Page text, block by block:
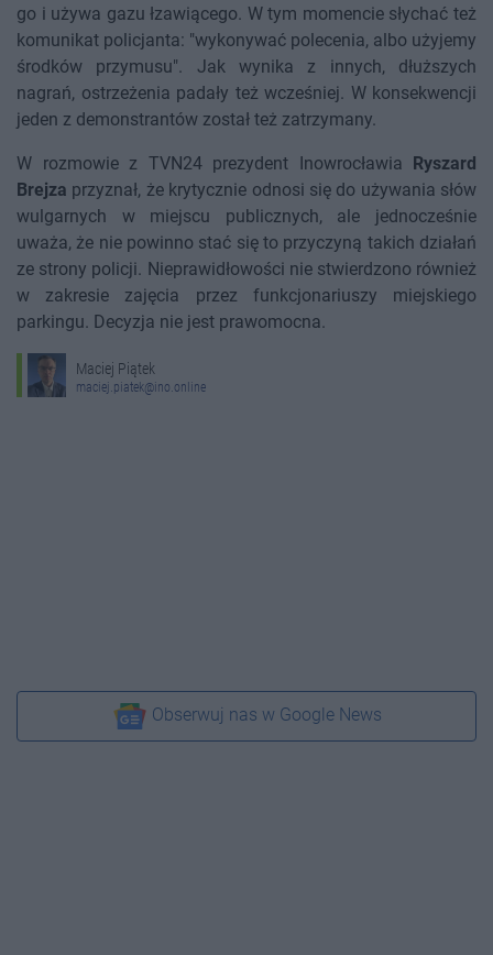
go i używa gazu łzawiącego. W tym momencie słychać też
komunikat policjanta: "wykonywać polecenia, albo użyjemy
środków przymusu". Jak wynika z innych, dłuższych
nagrań, ostrzeżenia padały też wcześniej. W konsekwencji
jeden z demonstrantów został też zatrzymany.
W rozmowie z TVN24 prezydent Inowrocławia Ryszard
Brejza przyznał, że krytycznie odnosi się do używania słów
wulgarnych w miejscu publicznych, ale jednocześnie
uważa, że nie powinno stać się to przyczyną takich działań
ze strony policji. Nieprawidłowości nie stwierdzono również
w zakresie zajęcia przez funkcjonariuszy miejskiego
parkingu. Decyzja nie jest prawomocna.
Maciej Piątek
maciej.piatek@ino.online
Obserwuj nas w Google News